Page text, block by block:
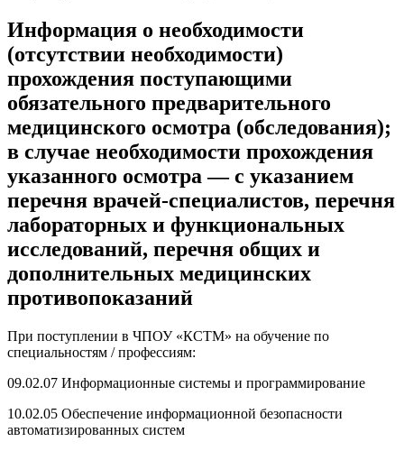
Информация о необходимости
(отсутствии необходимости)
прохождения поступающими
обязательного предварительного
медицинского осмотра (обследования);
в случае необходимости прохождения
указанного осмотра — с указанием
перечня врачей-специалистов, перечня
лабораторных и функциональных
исследований, перечня общих и
дополнительных медицинских
противопоказаний
При поступлении в ЧПОУ «КСТМ» на обучение по
специальностям / профессиям:
09.02.07 Информационные системы и программирование
10.02.05 Обеспечение информационной безопасности
автоматизированных систем